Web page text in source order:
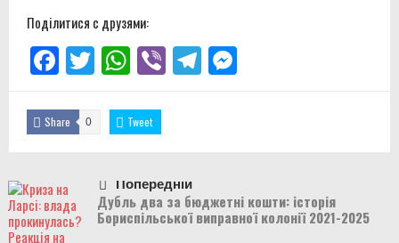
Поділитися с друзями:
Facebook
TwitterWhatsApp
ViberTelegramMessenger
Share 0 Tweet
Попередній
Дубль два за бюджетні кошти: історія
Бориспільської виправної колонії 2021-2025